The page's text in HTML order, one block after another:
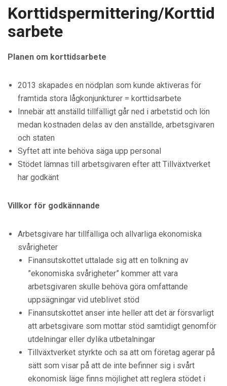
Korttidspermittering/Korttid
sarbete
Planen om korttidsarbete
2013 skapades en nödplan som kunde aktiveras för
framtida stora lågkonjunkturer = korttidsarbete
Innebär att anställd tillfälligt går ned i arbetstid och lön
medan kostnaden delas av den anställde, arbetsgivaren
och staten
Syftet att inte behöva säga upp personal
Stödet lämnas till arbetsgivaren efter att Tillväxtverket
har godkänt
Villkor för godkännande
Arbetsgivare har tillfälliga och allvarliga ekonomiska
svårigheter
Finansutskottet uttalade sig att en tolkning av
”ekonomiska svårigheter” kommer att vara
arbetsgivaren skulle behöva göra omfattande
uppsägningar vid uteblivet stöd
Finansutskottet anser inte heller att det är försvarligt
att arbetsgivare som mottar stöd samtidigt genomför
utdelningar eller dylika utbetalningar
Tillväxtverket styrkte och sa att om företag agerar på
sätt som visar på att de inte befinner sig i svårt
ekonomisk läge finns möjlighet att reglera stödet i